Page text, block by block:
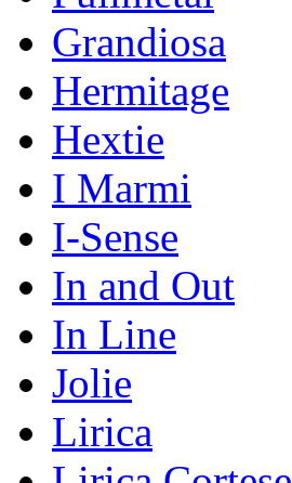
Grandiosa
Hermitage
Hextie
I Marmi
I-Sense
In and Out
In Line
Jolie
Lirica